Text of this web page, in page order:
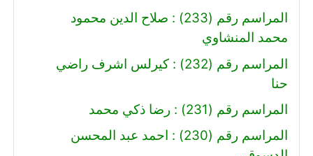
المراسم رقم (233) : صلاح الدين محمود
محمد المنشاوي
المراسم رقم (232) : كيرلس اشرف راضي
حنا
المراسم رقم (231) : رضا ذكي محمد
المراسم رقم (230) : احمد عبد المحسن